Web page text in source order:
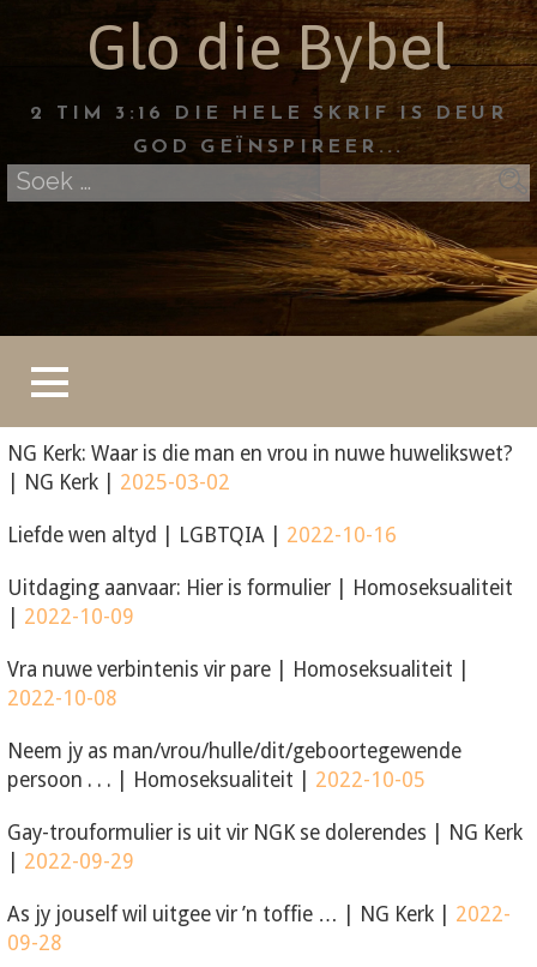
Glo die Bybel
2 TIM 3:16 DIE HELE SKRIF IS DEUR
GOD GEÏNSPIREER...
Soek
na:
NG Kerk: Waar is die man en vrou in nuwe huwelikswet?
NG Kerk 2025-03-02
Liefde wen altyd LGBTQIA 2022-10-16
Uitdaging aanvaar: Hier is formulier
Homoseksualiteit
2022-10-09
Vra nuwe verbintenis vir pare Homoseksualiteit
2022-10-08
Neem jy as man/vrou/hulle/dit/geboortegewende
persoon . . .
Homoseksualiteit 2022-10-05
Gay-trouformulier is uit vir NGK se dolerendes
NG Kerk
2022-09-29
As jy jouself wil uitgee vir ’n toffie … NG Kerk
2022-
09-28